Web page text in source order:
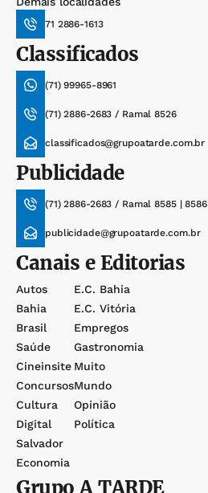
71 2886-1613
Classificados
(71) 99965-8961
(71) 2886-2683 / Ramal 8526
classificados@grupoatarde.com.br
Publicidade
(71) 2886-2683 / Ramal 8585 | 8586
publicidade@grupoatarde.com.br
Canais e Editorias
Autos
Bahia
Brasil
Saúde
Cineinsite
Concursos
Cultura
Digital
Salvador
Economia
E.c. Bahia
E.c. Vitória
Empregos
Gastronomia
Muito
Mundo
Opinião
Política
Grupo A TARDE